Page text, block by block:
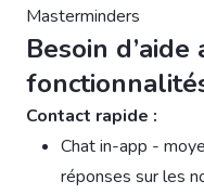
Masterminders
Besoin
Contact rapide :
Chat in-app -
réponses sur les